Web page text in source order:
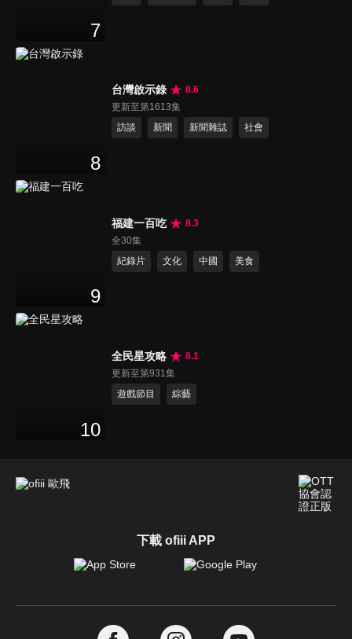
7
8
台灣啟示錄
8.6
更新至第1613集
訪談
新聞 新聞雜誌 社會
9
福建一百吃
8.3
全30集
紀錄片
文化 中國 美食
10
全民星攻略
8.1
更新至第931集
遊戲節目
綜藝
下載 ofiii APP